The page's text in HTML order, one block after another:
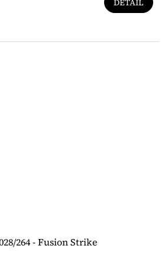
DETAIL
264 - Fusion Strike